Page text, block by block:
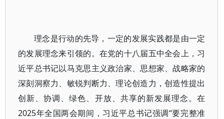
理念是行动的先导，一定的发展实践都是由一定
的发展理念来引领的。在党的十八届五中全会上，习
近平总书记以马克思主义政治家、思想家、战略家的
深刻洞察力、敏锐判断力、理论创造力，创造性提出
创新、协调、绿色、开放、共享的新发展理念。在
2025年全国两会期间，习近平总书记强调“要完整准